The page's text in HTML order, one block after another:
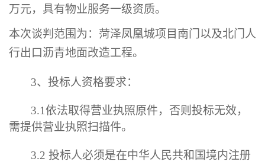
万元，具有物业服务一级资质。
本次谈判范围为：菏泽凤凰城项目南门 以及北门人
行出口沥青地面改造工程。
3、 投标人资格要求：
3.1依法取得营业执照原件，否则投标无效，
需提供营业执照扫描件。
3.2 投标人必须是在中华人民共和国境内注册